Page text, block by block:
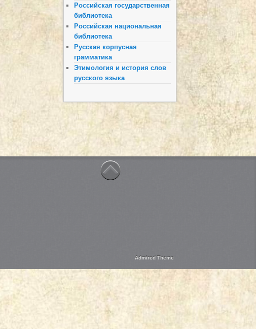
Российская государственная
библиотека
Российская национальная
библиотека
Русская корпусная
грамматика
Этимология и история слов
русского языка
Admired Theme